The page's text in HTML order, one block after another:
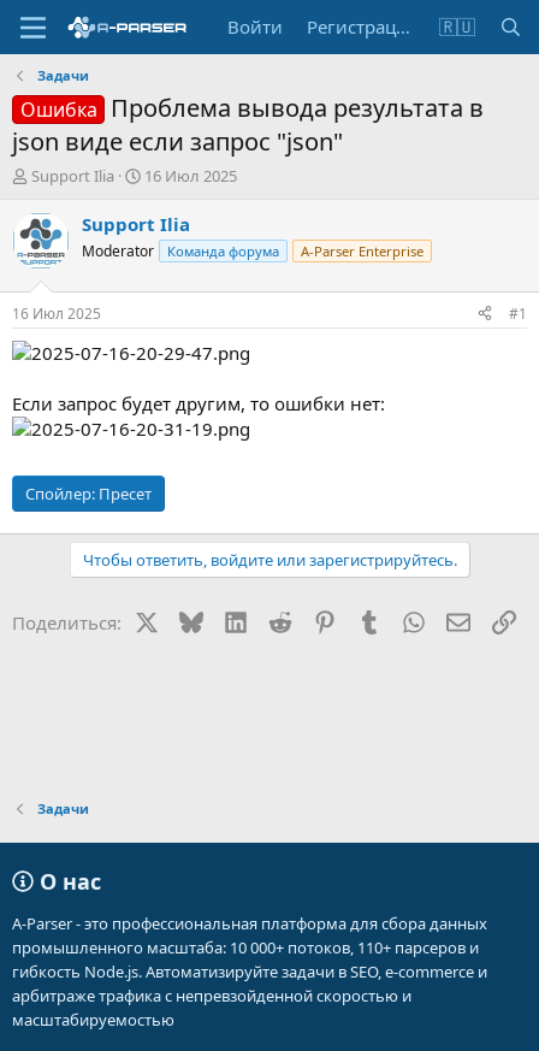
Войти Регистрация 🇷🇺
Задачи
Ошибка
Проблема вывода результата в
json виде если запрос "json"
А
т
о
р
т
е
м
ы
Support Ilia
Д
т
н
а
л
16 Июл 2025
Support Ilia
Moderator Команда форума A-Parser Enterprise
16 Июл 2025 #1
Если запрос будет другим, то ошибки нет:
Спойлер: Пресет
Чтобы ответить, войдите или зарегистрируйтесь.
Поделиться: BlueskyLinkedIn
Reddit PinterestTumblr WhatsApp
Задачи
О нас
A-Parser - это профессиональная платформа для сбора данных
промышленного масштаба: 10 000+ потоков, 110+ парсеров и
гибкость Node.js. Автоматизируйте задачи в SEO, e-commerce и
арбитраже трафика с непревзойденной скоростью и
масштабируемостью